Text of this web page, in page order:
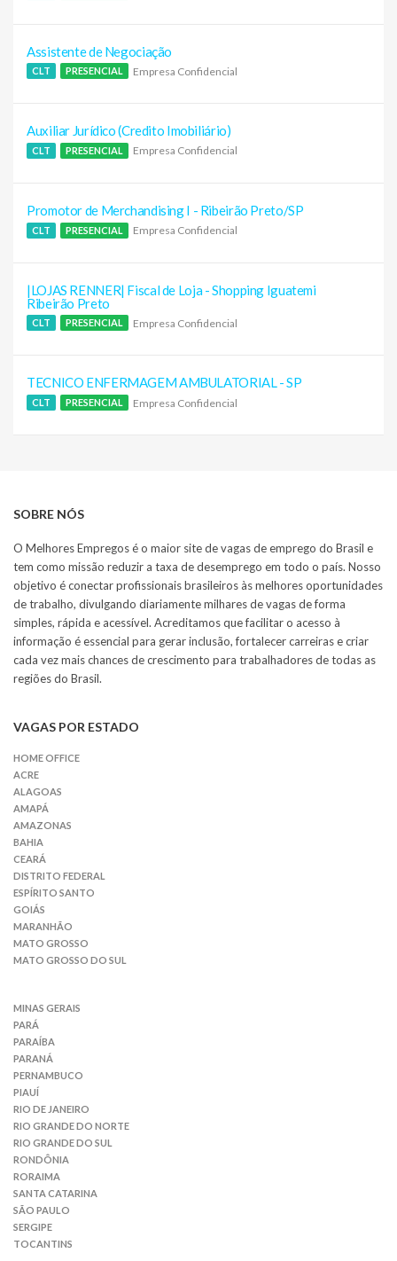
Assistente de Negociação
CLT PRESENCIAL Empresa Confidencial
Auxiliar Jurídico (Credito Imobiliário)
CLT PRESENCIAL Empresa Confidencial
Promotor de Merchandising I - Ribeirão Preto/SP
CLT PRESENCIAL Empresa Confidencial
|LOJAS RENNER| Fiscal de Loja - Shopping Iguatemi
Ribeirão Preto
CLT PRESENCIAL Empresa Confidencial
TECNICO ENFERMAGEM AMBULATORIAL - SP
CLT PRESENCIAL Empresa Confidencial
SOBRE NÓS
O Melhores Empregos é o maior site de vagas de emprego do Brasil e
tem como missão reduzir a taxa de desemprego em todo o país. Nosso
objetivo é conectar profissionais brasileiros às melhores oportunidades
de trabalho, divulgando diariamente milhares de vagas de forma
simples, rápida e acessível. Acreditamos que facilitar o acesso à
informação é essencial para gerar inclusão, fortalecer carreiras e criar
cada vez mais chances de crescimento para trabalhadores de todas as
regiões do Brasil.
VAGAS POR ESTADO
HOME OFFICE
ACRE
ALAGOAS
AMAPÁ
AMAZONAS
BAHIA
CEARÁ
DISTRITO FEDERAL
ESPÍRITO SANTO
GOIÁS
MARANHÃO
MATO GROSSO
MATO GROSSO DO SUL
MINAS GERAIS
PARÁ
PARAÍBA
PARANÁ
PERNAMBUCO
PIAUÍ
RIO DE JANEIRO
RIO GRANDE DO NORTE
RIO GRANDE DO SUL
RONDÔNIA
RORAIMA
SANTA CATARINA
SÃO PAULO
SERGIPE
TOCANTINS